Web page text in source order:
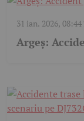
31 ian. 2026, 08:44
Argeș: